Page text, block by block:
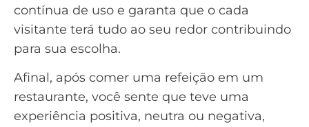
contínua de uso e garanta que o cada
visitante terá tudo ao seu redor contribuindo
para sua escolha.
Afinal, após comer uma refeição em um
restaurante, você sente que teve uma
experiência positiva, neutra ou negativa,